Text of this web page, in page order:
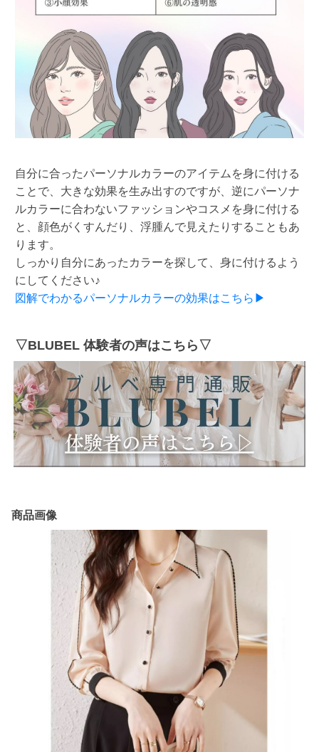
自分に合ったパーソナルカラーのアイテムを身に付ける
ことで、大きな効果を生み出すのですが、逆にパーソナ
ルカラーに合わないファッションやコスメを身に付ける
と、顔色がくすんだり、浮腫んで見えたりすることもあ
ります。
しっかり自分にあったカラーを探して、身に付けるよう
にしてください♪
図解でわかるパーソナルカラーの効果はこちら▶
▽BLUBEL 体験者の声はこちら▽
商品画像